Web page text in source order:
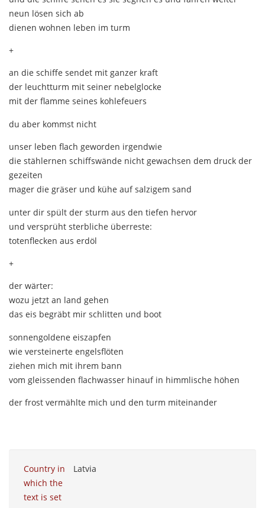
neun lösen sich ab
dienen wohnen leben im turm
+
an die schiffe sendet mit ganzer kraft
der leuchtturm mit seiner nebelglocke
mit der flamme seines kohlefeuers
du aber kommst nicht
unser leben flach geworden irgendwie
die stählernen schiffswände nicht gewachsen dem druck der
gezeiten
mager die gräser und kühe auf salzigem sand
unter dir spült der sturm aus den tiefen hervor
und versprüht sterbliche überreste:
totenflecken aus erdöl
+
der wärter:
wozu jetzt an land gehen
das eis begräbt mir schlitten und boot
sonnengoldene eiszapfen
wie versteinerte engelsflöten
ziehen mich mit ihrem bann
vom gleissenden flachwasser hinauf in himmlische höhen
der frost vermählte mich und den turm miteinander
Country in
which the
text is set
Latvia